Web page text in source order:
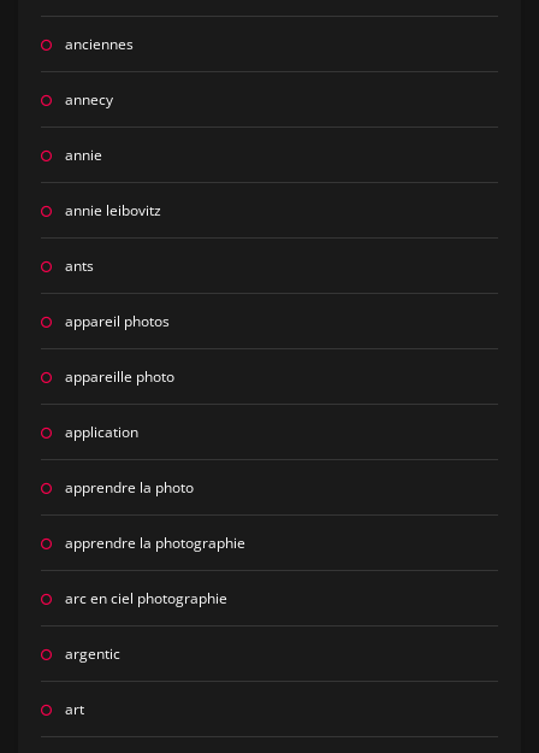
anciennes
annecy
annie
annie leibovitz
ants
appareil photos
appareille photo
application
apprendre la photo
apprendre la photographie
arc en ciel photographie
argentic
art